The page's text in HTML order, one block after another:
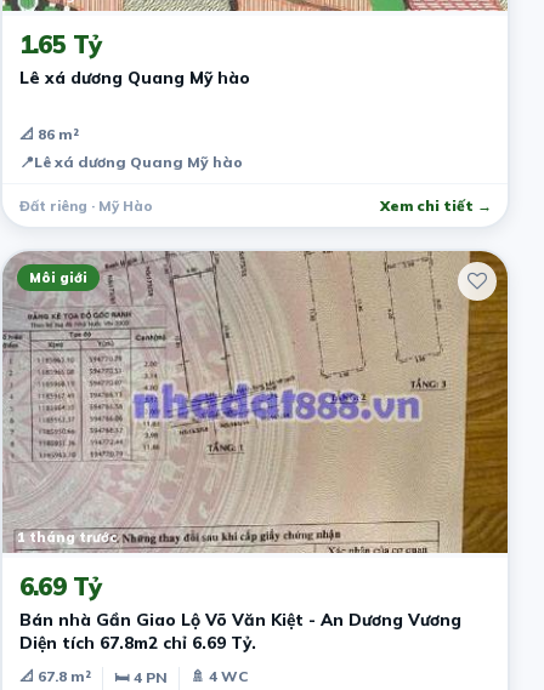
1.65 Tỷ
Lê xá dương Quang Mỹ hào
📐 86 m²
📍Lê xá dương Quang Mỹ hào
Đất riêng · Mỹ Hào Xem chi tiết →
Môi giới
1 tháng trước
6.69 Tỷ
Bán nhà Gần Giao Lộ Võ Văn Kiệt - An Dương Vương
Diện tích 67.8m2 chỉ 6.69 Tỷ.
📐 67.8 m² 🛏 4 PN
🚿 4 WC